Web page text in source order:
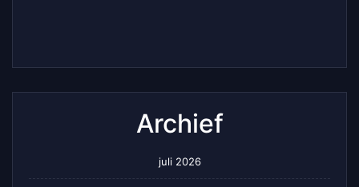
Archief
juli 2026